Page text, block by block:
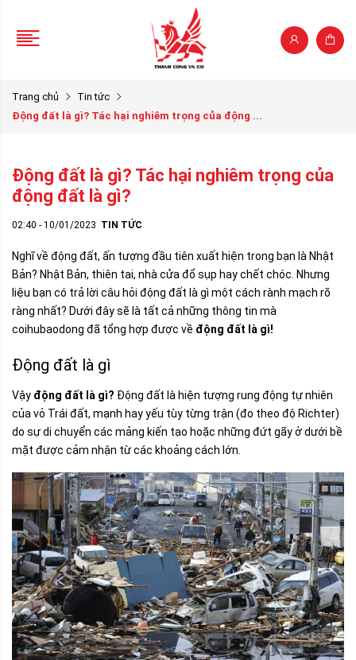
Trang chủ
Tin tức
Động đất là gì? Tác hại nghiêm trọng của động ...
Động đất là gì? Tác hại nghiêm trọng của
động đất là gì?
02:40 - 10/01/2023 TIN TỨC
Nghĩ về động đất, ấn tượng đầu tiên xuất hiện trong bạn là Nhật
Bản? Nhật Bản, thiên tai, nhà cửa đổ sụp hay chết chóc. Nhưng
liệu bạn có trả lời câu hỏi động đất là gì một cách rành mạch rõ
ràng nhất? Dưới đây sẽ là tất cả những thông tin mà
coihubaodong đã tổng hợp được về động đất là gì!
Động đất là gì
Vậy động đất là gì? Động đất là hiện tượng rung động tự nhiên
của vỏ Trái đất, mạnh hay yếu tùy từng trận (đo theo độ Richter)
do sự di chuyển các mảng kiến tạo hoặc những đứt gãy ở dưới bề
mặt được cảm nhận từ các khoảng cách lớn.